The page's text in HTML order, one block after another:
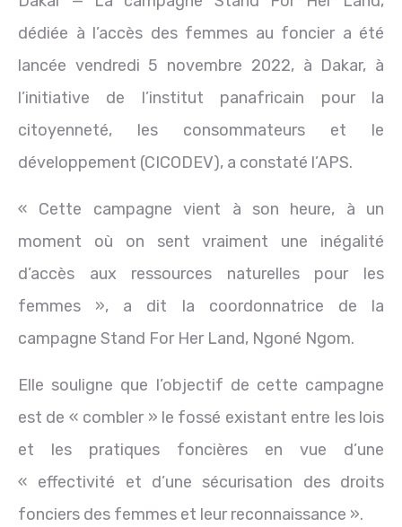
dédiée à l’accès des femmes au foncier a été
lancée vendredi 5 novembre 2022, à Dakar, à
l’initiative de l’institut panafricain pour la
citoyenneté, les consommateurs et le
développement (CICODEV), a constaté l’APS.
« Cette campagne vient à son heure, à un
moment où on sent vraiment une inégalité
d’accès aux ressources naturelles pour les
femmes », a dit la coordonnatrice de la
campagne Stand For Her Land, Ngoné Ngom.
Elle souligne que l’objectif de cette campagne
est de « combler » le fossé existant entre les lois
et les pratiques foncières en vue d’une
« effectivité et d’une sécurisation des droits
fonciers des femmes et leur reconnaissance ».